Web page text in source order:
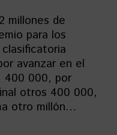
millones de
para los
avanzar en el
400 000, por
otros 400 000,
otro millón…